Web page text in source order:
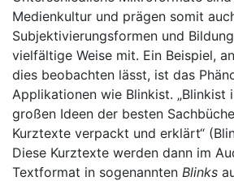
Medienkultur und prägen somit
Subjektivierungsformen und
vielfältige Weise mit. Ein Beispiel,
dies beobachten lässt, ist das
Applikationen wie Blinkist. „Blinkist
großen Ideen der besten
Kurztexte verpackt und erklärt“
Diese Kurztexte werden dann im
Textformat in sogenannten Blinks